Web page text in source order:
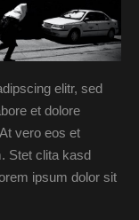
elitr, sed
et dolore
vero eos et
Stet clita kasd
ipsum dolor sit